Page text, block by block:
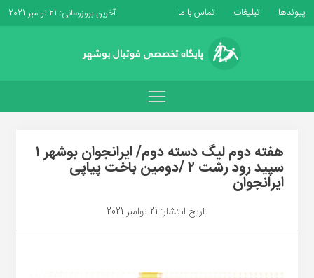
پیوندها تبلیغات تماس با ما آخرین بروزرسانی: 21 نوامبر 2021
هفته دوم لیگ دسته دوم/ ایرانجوان بوشهر ۱
سپید رود رشت ۲ /دومین باخت پیاپی
ایرانجوان
تاریخ انتشار: 21 نوامبر 2021